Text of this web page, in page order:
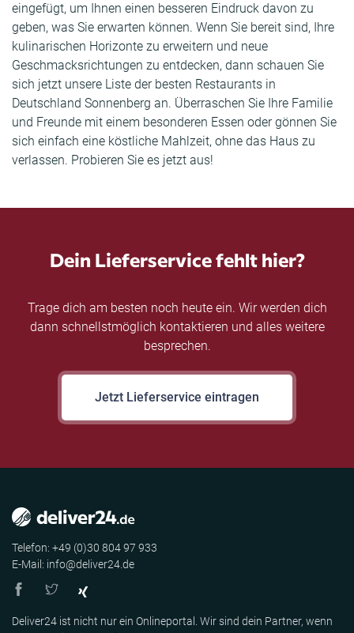
eingefügt, um Ihnen einen besseren Eindruck davon zu
geben, was Sie erwarten können. Wenn Sie bereit sind, Ihre
kulinarischen Horizonte zu erweitern und neue
Geschmacksrichtungen zu entdecken, dann schauen Sie
sich jetzt unsere Liste der besten Restaurants in
Deutschland Sonnenberg an. Überraschen Sie Ihre Familie
und Freunde mit einem besonderen Essen oder gönnen Sie
sich einfach eine köstliche Mahlzeit, ohne das Haus zu
verlassen. Probieren Sie es jetzt aus!
Dein Lieferservice fehlt hier?
Trage dich am besten noch heute ein. Wir werden dich
dann schnellstmöglich kontaktieren und alles weitere
besprechen.
Jetzt Lieferservice eintragen
Telefon: +49 (0)30 804 97 933
E-Mail: info@deliver24.de
Deliver24 ist nicht nur ein Onlineportal. Wir sind dein Partner, wenn